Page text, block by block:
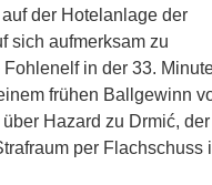
der Hotelanlage der
sich aufmerksam zu
in der 33.
frühen Ballgewinn
Hazard zu Drmić, der
per Flachschuss